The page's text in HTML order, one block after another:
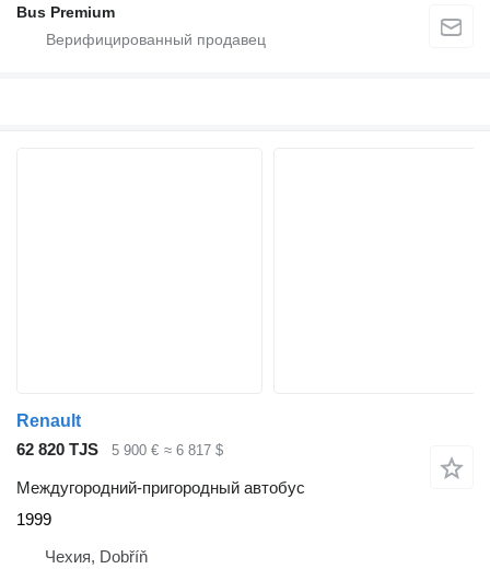
Bus Premium
Renault
62 820 TJS
5 900 € ≈ 6 817 $
Междугородний-пригородный автобус
1999
Чехия, Dobříň